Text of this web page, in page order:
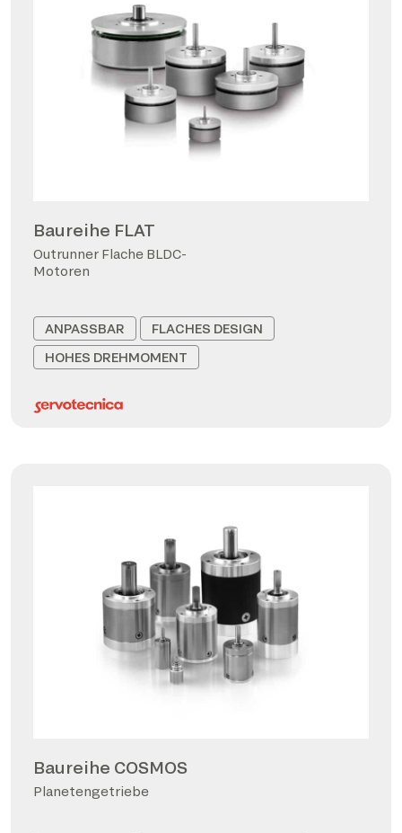
Baureihe FLAT
Outrunner Flache BLDC-
Motoren
ANPASSBAR
FLACHES DESIGN
HOHES DREHMOMENT
Baureihe COSMOS
Planetengetriebe